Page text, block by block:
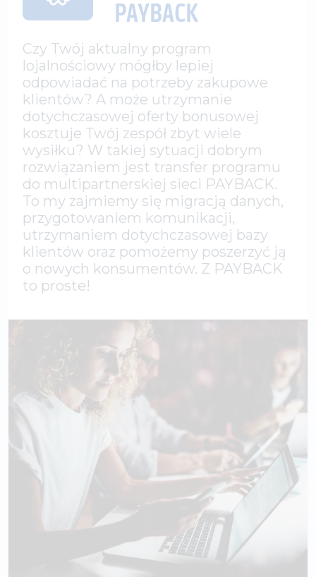
PAYBACK
Czy Twój aktualny program
lojalnościowy mógłby lepiej
odpowiadać na potrzeby zakupowe
klientów? A może utrzymanie
dotychczasowej oferty bonusowej
kosztuje Twój zespół zbyt wiele
wysiłku? W takiej sytuacji dobrym
rozwiązaniem jest transfer programu
do multipartnerskiej sieci PAYBACK.
To my zajmiemy się migracją danych,
przygotowaniem komunikacji,
utrzymaniem dotychczasowej bazy
klientów oraz pomożemy poszerzyć ją
o nowych konsumentów. Z PAYBACK
to proste!